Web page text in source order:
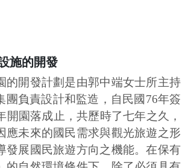
施的開發
的開發計劃是由郭中端女士所主持
團負責設計和監造，自民國76年簽
開園落成止，共歷時了七年之久，
應未來的國民需求與觀光旅遊之形
發展國民旅遊方向之機能。在保有